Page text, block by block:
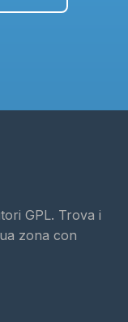
GPL. Trova i
zona con